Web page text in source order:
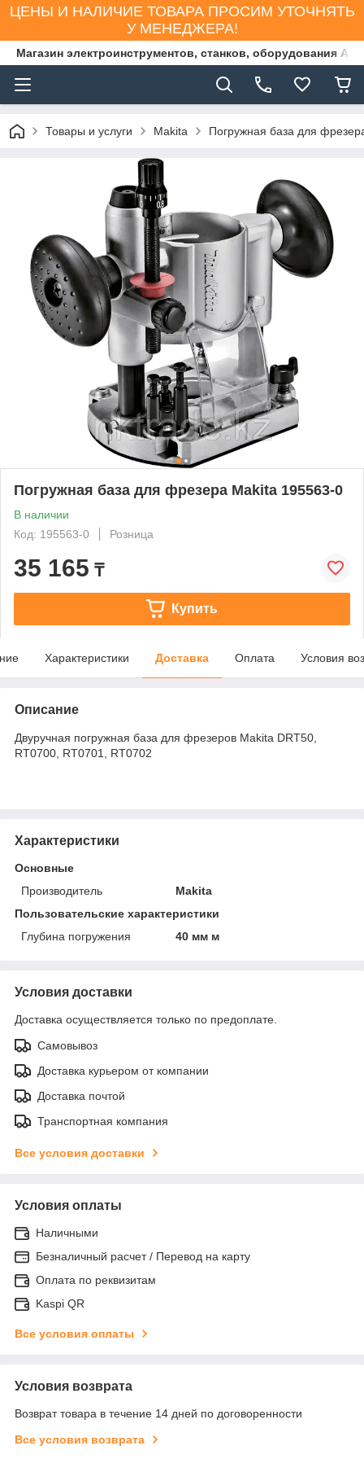
ЦЕНЫ И НАЛИЧИЕ ТОВАРА ПРОСИМ УТОЧНЯТЬ
У МЕНЕДЖЕРА!
Магазин электроинструментов, станков, оборудования
Товары и услуги Makita Погружная база для
Погружная база для фрезера Makita 195563-0
В наличии
Код: 195563-0
Розница
35 165 ₸
Купить
Характеристики Доставка Оплата Условия
Описание
Двуручная погружная база для фрезеров Makita DRT50,
RT0700, RT0701, RT0702
Характеристики
Основные
Производитель
Makita
Пользовательские характеристики
Глубина погружения
40 мм м
Условия доставки
Доставка осуществляется только по предоплате.
Самовывоз
Доставка курьером от компании
Доставка почтой
Транспортная компания
Все условия доставки
Условия оплаты
Наличными
Безналичный расчет / Перевод на карту
Оплата по реквизитам
Kaspi QR
Все условия оплаты
Условия возврата
Возврат товара в течение 14 дней по договоренности
Все условия возврата